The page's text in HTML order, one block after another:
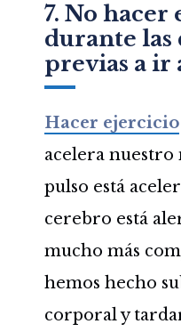
7. No hacer
durante las
previas a ir
Hacer ejercicio
acelera nuestro
pulso está
cerebro está
mucho más
hemos hecho
corporal y